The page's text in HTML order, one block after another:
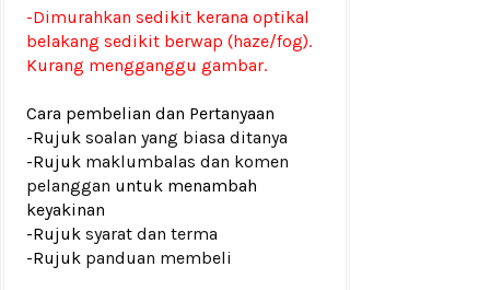
-Dimurahkan sedikit kerana optikal
belakang sedikit berwap (haze/fog).
Kurang mengganggu gambar.
Cara pembelian dan Pertanyaan
-Rujuk soalan yang biasa ditanya
-Rujuk maklumbalas dan komen
pelanggan untuk menambah
keyakinan
-Rujuk syarat dan terma
-Rujuk panduan membeli